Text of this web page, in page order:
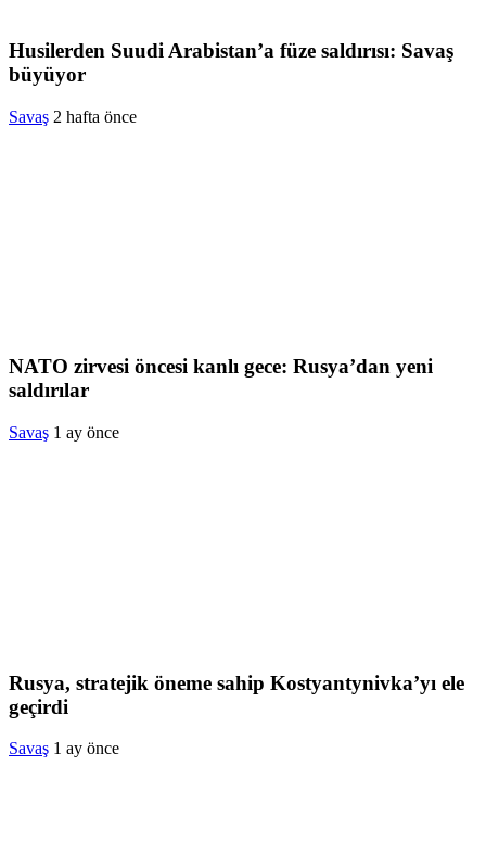
Husilerden Suudi Arabistan’a füze saldırısı: Savaş
büyüyor
Savaş 2 hafta önce
NATO zirvesi öncesi kanlı gece: Rusya’dan yeni
saldırılar
Savaş 1 ay önce
Rusya, stratejik öneme sahip Kostyantynivka’yı ele
geçirdi
Savaş 1 ay önce